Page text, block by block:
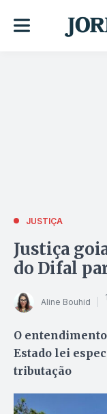
JUSTIÇA
Justiça
do Difal
Aline Bouhid
O
Estado lei
tributação